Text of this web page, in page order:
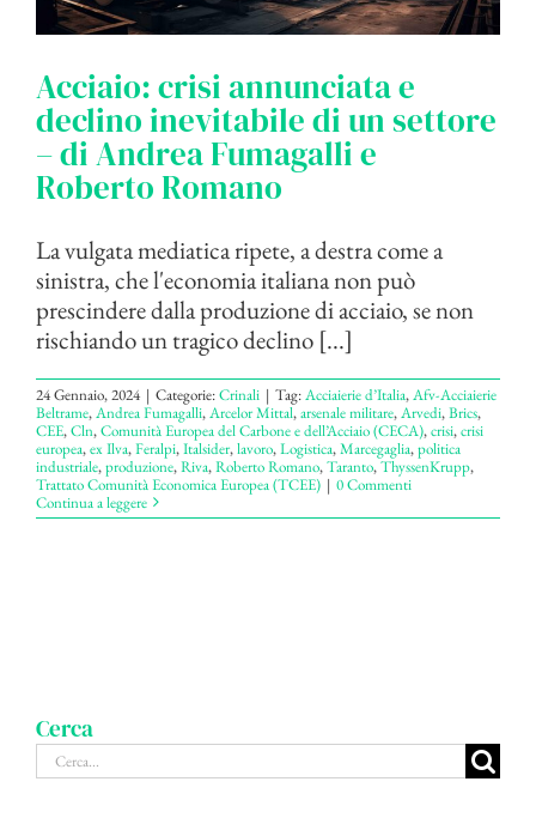
Acciaio: crisi annunciata e
declino inevitabile di un settore
– di Andrea Fumagalli e
Roberto Romano
La vulgata mediatica ripete, a destra come a
sinistra, che l'economia italiana non può
prescindere dalla produzione di acciaio, se non
rischiando un tragico declino [...]
24 Gennaio, 2024 | Categorie:Crinali | Tag:Acciaierie d’Italia,Afv-Acciaierie
Beltrame,Andrea Fumagalli,Arcelor Mittal,arsenale militare,Arvedi,Brics,
CEE,Cln,Comunità Europea del Carbone e dell’Acciaio (CECA),crisi,crisi
europea,ex Ilva,Feralpi,Italsider,lavoro,Logistica,Marcegaglia,politica
industriale,produzione,Riva,Roberto Romano,Taranto,ThyssenKrupp,
Trattato Comunità Economica Europea (TCEE) | 0 Commenti
Continua a leggere
Cerca
Cerca
per: